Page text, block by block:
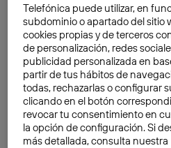
Telefónica puede utilizar, en
subdominio o apartado del sitio
cookies propias y de terceros
de personalización, redes
publicidad personalizada en
partir de tus hábitos de
todas, rechazarlas o configurar
clicando en el botón
revocar tu consentimiento en
la opción de configuración. Si
más detallada, consulta nuestra